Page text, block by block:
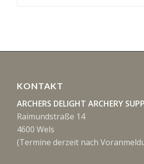
KONTAKT
ARCHERS DELIGHT ARCHERY
Raimundstraße 14
4600 Wels
(Termine derzeit nach